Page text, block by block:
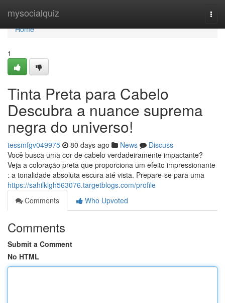
mysocialquiz
Home
Home
1
Tinta Preta para Cabelo
Descubra a nuance suprema
negra do universo!
tessmfgv049975 80 days ago News
Discuss
Você busca uma cor de cabelo verdadeiramente impactante?
Veja a coloração preta que proporciona um efeito impressionante
: a tonalidade absoluta escura até vista. Prepare-se para uma
https://sahilklgh563076.targetblogs.com/profile
Comments
Who Upvoted
Comments
Submit a Comment
No HTML